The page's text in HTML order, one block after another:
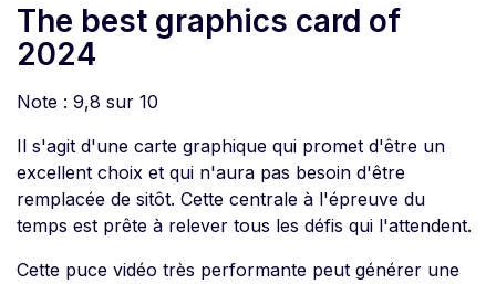
The best graphics card of
2024
Note : 9,8 sur 10
Il s'agit d'une carte graphique qui promet d'être un
excellent choix et qui n'aura pas besoin d'être
remplacée de sitôt. Cette centrale à l'épreuve du
temps est prête à relever tous les défis qui l'attendent.
Cette puce vidéo très performante peut générer une